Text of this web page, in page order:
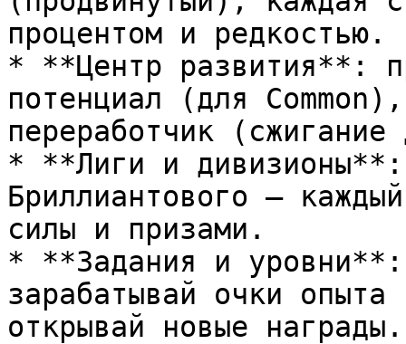
процентом и редкостью.
* **Центр развития**:
потенциал (для
переработчик
* **Лиги и дивизионы**:
Бриллиантового —
силы и призами.
* **Задания и уровни**:
зарабатывай очки
открывай новые награды.